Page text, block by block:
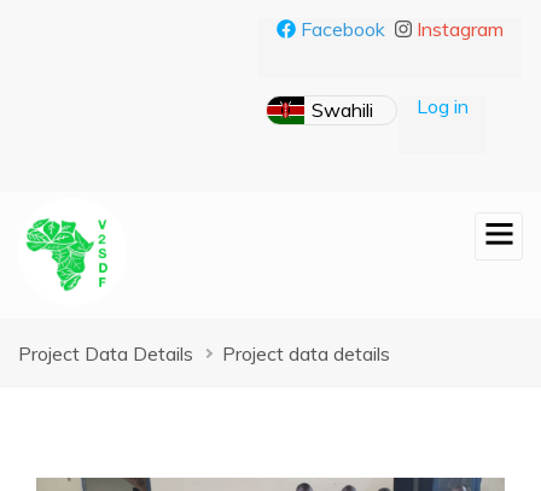
Facebook Instagram
Log in
Breadcrumb
Project Data Details Project data details